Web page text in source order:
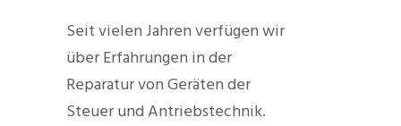
Seit vielen Jahren verfügen wir
über Erfahrungen in der
Reparatur von Geräten der
Steuer und Antriebstechnik.